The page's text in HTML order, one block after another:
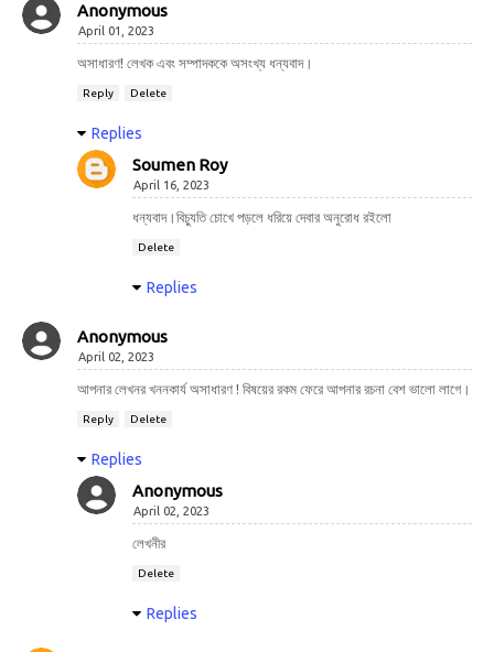
Anonymous
April 01, 2023
অসাধারণ! লেখক এবং সম্পাদককে অসংখ্য ধন্যবাদ।
Reply Delete
Replies
Soumen Roy
April 16, 2023
ধন্যবাদ।বিচ্যুতি চোখে পড়লে ধরিয়ে দেবার অনুরোধ রইলো
Delete
Replies
Anonymous
April 02, 2023
আপনার লেখনর খননকার্য অসাধারণ ! বিষয়ের রকম ফেরে আপনার রচনা বেশ ভালো লাগে।
Reply Delete
Replies
Anonymous
April 02, 2023
লেখনীর
Delete
Replies